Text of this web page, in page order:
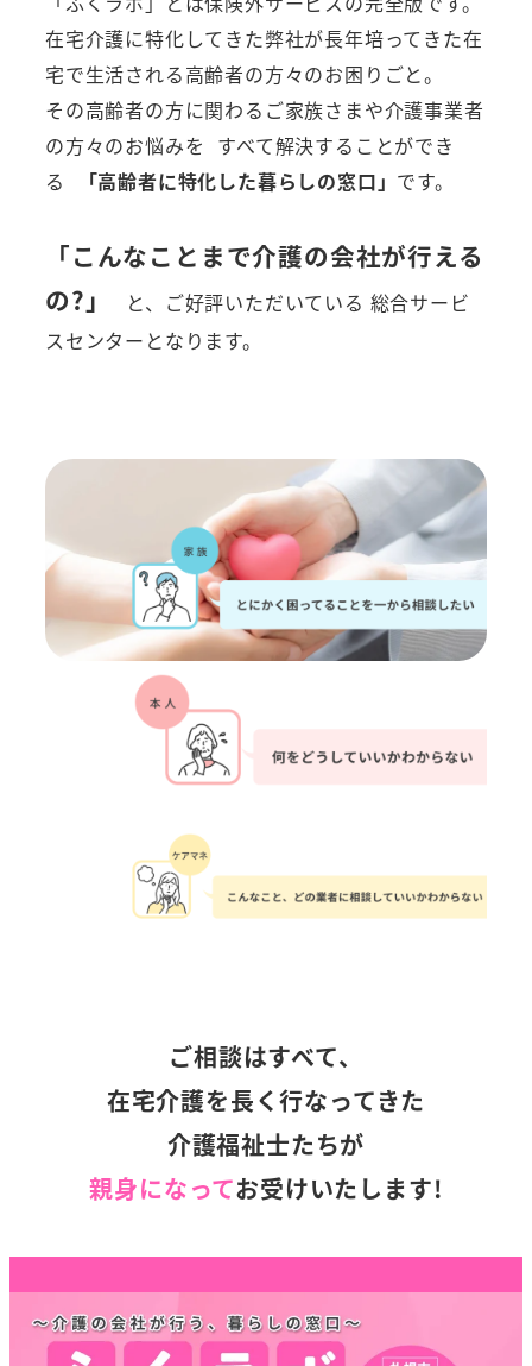
在宅介護に特化してきた弊社が長年培ってきた在
宅で生活される高齢者の方々のお困りごと。
その高齢者の方に関わるご家族さまや介護事業者
の方々のお悩みを すべて解決することができ
る
「高齢者に特化した暮らしの窓口」 です。
「こんなことまで介護の会社が行える
の?」
と、ご好評いただいている 総合サービ
スセンターとなります。
ご相談はすべて、
在宅介護を長く行なってきた
介護福祉士たちが
親身になってお受けいたします!